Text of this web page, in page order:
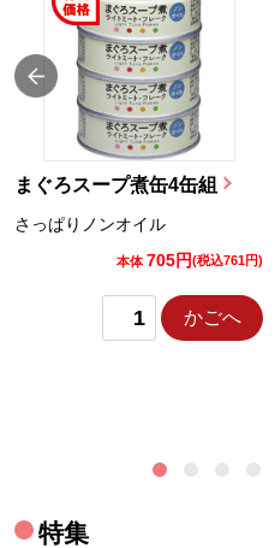
まぐろスープ煮缶4缶組
さっぱりノンオイル
本体 705円(税込761円)
かごへ
特集